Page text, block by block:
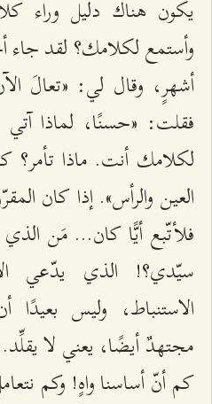
يكون هناك دليل وراء
وأستمع لكلامك؟ لقد جاء
أشهرٍ، وقال لي: «تعالَ
فقلت: «حسنًا، لماذا
لكلامك أنت. ماذا تأمر؟
العين والرأس». إذا كان
فلأتّبع أيًّا كان... مَن
سيّدي؟! الذي يدّعي
الاستنباط، وليس
مجتهدٌ أيضًا، يعني لا
كم أنّ أساسنا واهٍ! وكم